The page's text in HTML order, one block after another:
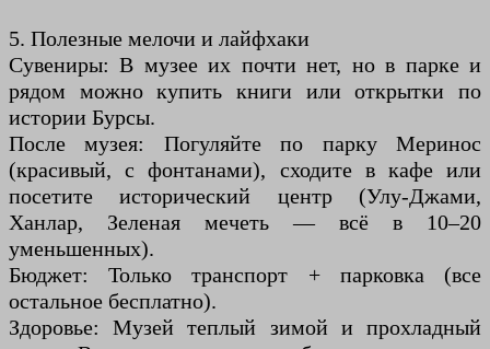
5. Полезные мелочи и лайфхаки
Сувениры: В музее их почти нет, но в парке и
рядом можно купить книги или открытки по
истории Бурсы.
После музея: Погуляйте по парку Меринос
(красивый, с фонтанами), сходите в кафе или
посетите исторический центр (Улу-Джами,
Ханлар, Зеленая мечеть — всё в 10–20
уменьшенных).
Бюджет: Только транспорт + парковка (все
остальное бесплатно).
Здоровье: Музей теплый зимой и прохладный